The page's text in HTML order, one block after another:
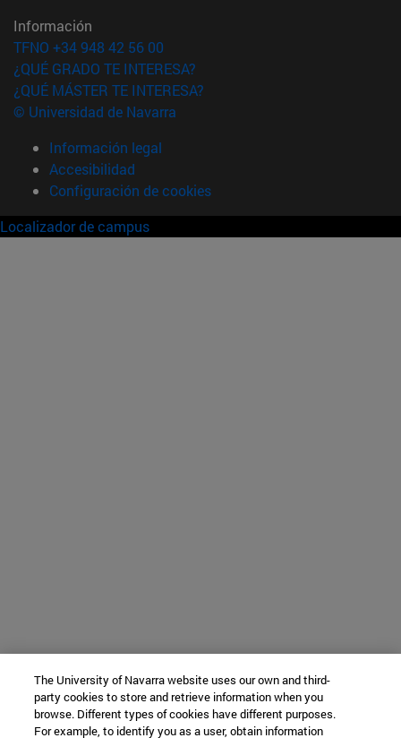
Información
TFNO +34 948 42 56 00
¿QUÉ GRADO TE INTERESA?
¿QUÉ MÁSTER TE INTERESA?
© Universidad de Navarra
Información legal
Accesibilidad
Configuración de cookies
Localizador de campus
The University of Navarra website uses our own and third-
party cookies to store and retrieve information when you
browse. Different types of cookies have different purposes.
For example, to identify you as a user, obtain information